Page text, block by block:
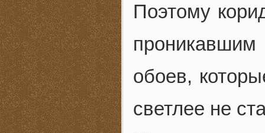
Поэтому
обоев,
светлее не